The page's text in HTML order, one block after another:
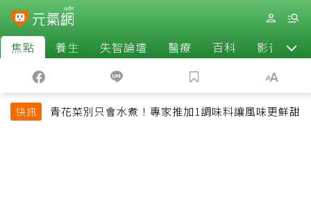
焦點 養生 失智論壇 醫療 百科 影音
快訊 青花菜別只會水煮！專家推加1調味料讓風味更鮮甜